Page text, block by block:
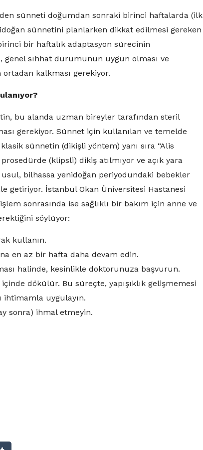
sünneti doğumdan sonraki birinci haftalarda (ilk
sünnetini planlarken dikkat edilmesi gereken
bir haftalık adaptasyon sürecinin
sıhhat durumunun uygun olması ve
kalkması gerekiyor.
bu alanda uzman bireyler tarafından steril
gerekiyor. Sünnet için kullanılan ve temelde
sünnetin (dikişli yöntem) yanı sıra “Alis
(klipsli) dikiş atılmıyor ve açık yara
bilhassa yenidoğan periyodundaki bebekler
getiriyor. İstanbul Okan Üniversitesi Hastanesi
sonrasında ise sağlıklı bir bakım için anne ve
söylüyor:
kullanın.
en az bir hafta daha devam edin.
halinde, kesinlikle doktorunuza başvurun.
dökülür. Bu süreçte, yapışıklık gelişmemesi
ihtimamla uygulayın.
sonra) ihmal etmeyin.